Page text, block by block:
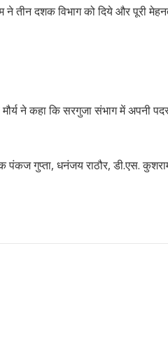
ने तीन दशक विभाग को दिये और पूरी
ने कहा कि सरगुजा संभाग में अपनी
गुप्ता, धनंजय राठौर, डी.एस.